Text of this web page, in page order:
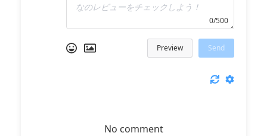
0/500
Preview Send
No comment